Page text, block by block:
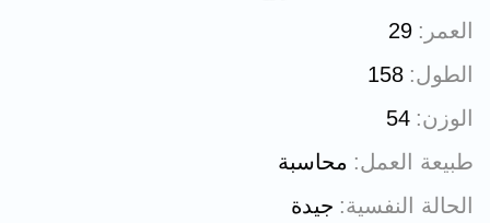
العمر
29
الطول 158
الوزن 54
طبيعة العمل
محاسبة
الحالة النفسية جيدة